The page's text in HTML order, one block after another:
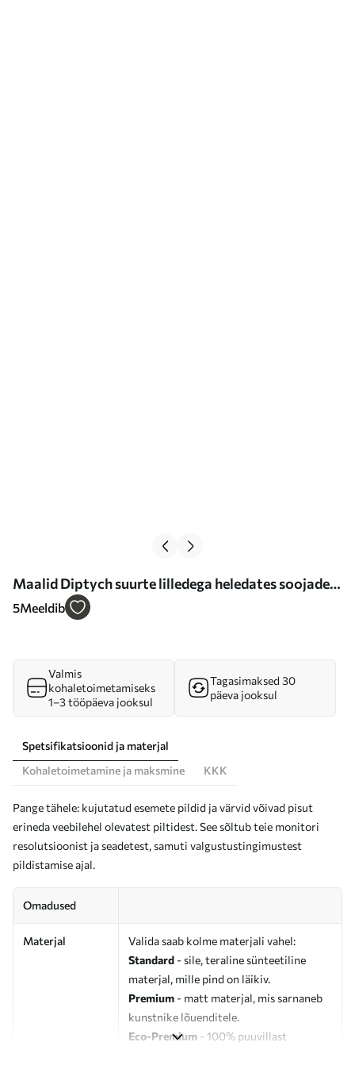
Maalid Diptych suurte lilledega heledates soojades
toonides Nr m00927
5Meeldib
Valmis
kohaletoimetamiseks
1–3 tööpäeva jooksul
Tagasimaksed 30
päeva jooksul
Spetsifikatsioonid ja materjal
Kohaletoimetamine ja maksmine
KKK
Pange tähele: kujutatud esemete pildid ja värvid võivad pisut
erineda veebilehel olevatest piltidest. See sõltub teie monitori
resolutsioonist ja seadetest, samuti valgustustingimustest
pildistamise ajal.
Omadused
Materjal
Valida saab kolme materjali vahel:
Standard - sile, teraline sünteetiline
materjal, mille pind on läikiv.
Premium - matt materjal, mis sarnaneb
kunstnike lõuenditele.
Eco-Premium - 100% puuvillast